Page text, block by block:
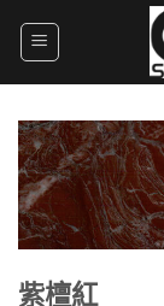
紫檀紅